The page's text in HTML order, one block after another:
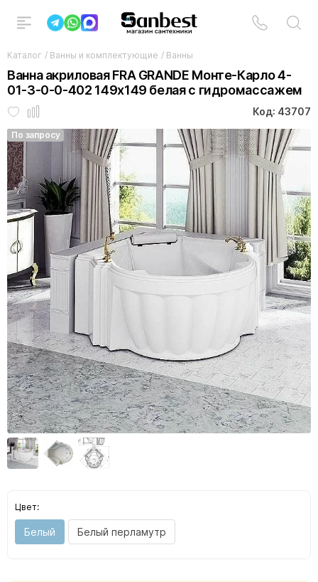
Каталог / Ванны и комплектующие / Ванны
Ванна акриловая FRA GRANDE Монте-Карло 4-
01-3-0-0-402 149х149 белая с гидромассажем
Код: 43707
По запросу
Цвет:
Белый Белый перламутр